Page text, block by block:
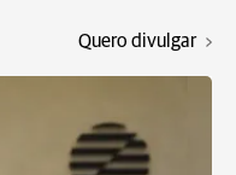
Quero divulgar